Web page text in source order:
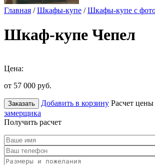
Главная /Шкафы-купе /Шкафы-купе с
Шкаф-купе Чепел
Цена:
от 57 000 руб.
Заказать Добавить в корзину Расчет цены
замерщика
Получить расчет